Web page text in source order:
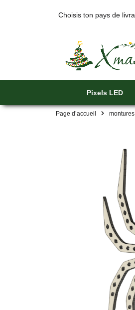
Choisis ton pays de
Pixels LED
Page d’accueil